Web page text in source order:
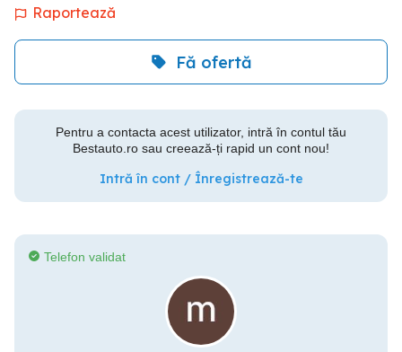
Raportează
Fă ofertă
Pentru a contacta acest utilizator, intră în contul tău
Bestauto.ro sau creează-ți rapid un cont nou!
Intră în cont / Înregistrează-te
Telefon validat